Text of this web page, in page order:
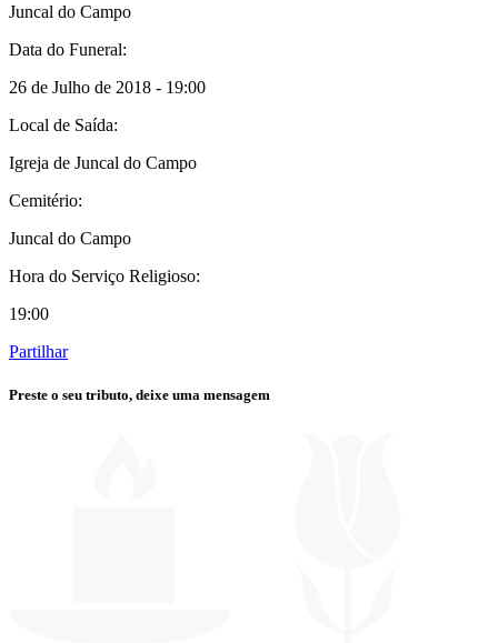
Juncal do Campo
Data do Funeral:
26 de Julho de 2018 - 19:00
Local de Saída:
Igreja de Juncal do Campo
Cemitério:
Juncal do Campo
Hora do Serviço Religioso:
19:00
Partilhar
Preste o seu tributo, deixe uma mensagem